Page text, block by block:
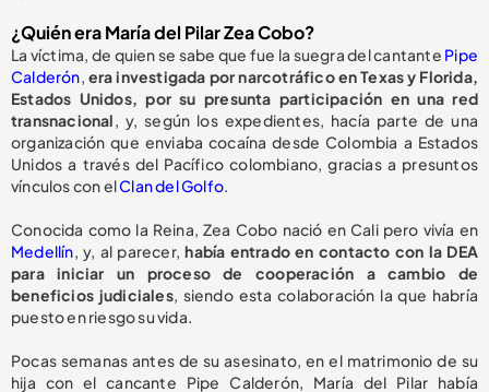
¿Quién era María del Pilar Zea Cobo?
La víctima, de quien se sabe que fue la suegra del cantante Pipe
Calderón, era investigada por narcotráfico en Texas y Florida,
Estados Unidos, por su presunta participación en una red
transnacional, y, según los expedientes, hacía parte de una
organización que enviaba cocaína desde Colombia a Estados
Unidos a través del Pacífico colombiano, gracias a presuntos
vínculos con elClan del Golfo.
Conocida como la Reina, Zea Cobo nació en Cali pero vivía en
Medellín, y, al parecer,había entrado en contacto con la DEA
para iniciar un proceso de cooperación a cambio de
beneficios judiciales, siendo esta colaboración la que habría
puesto en riesgo su vida.
Pocas semanas antes de su asesinato, en el matrimonio de su
hija con el cancante Pipe Calderón, María del Pilar había